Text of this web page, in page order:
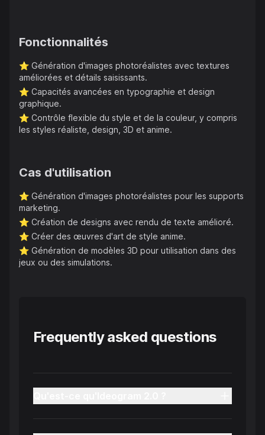
Fonctionnalités
⭐️ Génération d'images photoréalistes avec textures
améliorées et détails saisissants.
⭐️ Capacités avancées en typographie et design
graphique.
⭐️ Contrôle flexible du style et de la couleur, y compris
les styles réaliste, design, 3D et anime.
Cas d'utilisation
⭐️ Génération d'images photoréalistes pour les supports
marketing.
⭐️ Création de designs avec rendu de texte amélioré.
⭐️ Créer des œuvres d'art de style anime.
⭐️ Génération de modèles 3D pour utilisation dans des
jeux ou des simulations.
Frequently asked questions